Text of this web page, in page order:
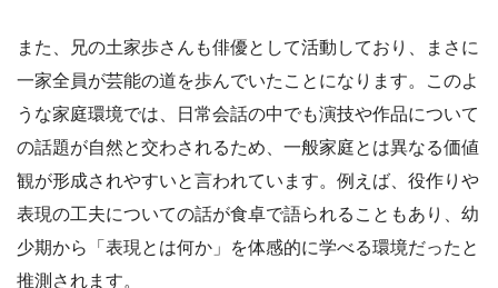
また、兄の土家歩さんも俳優として活動しており、まさに
一家全員が芸能の道を歩んでいたことになります。このよ
うな家庭環境では、日常会話の中でも演技や作品について
の話題が自然と交わされるため、一般家庭とは異なる価値
観が形成されやすいと言われています。例えば、役作りや
表現の工夫についての話が食卓で語られることもあり、幼
少期から「表現とは何か」を体感的に学べる環境だったと
推測されます。